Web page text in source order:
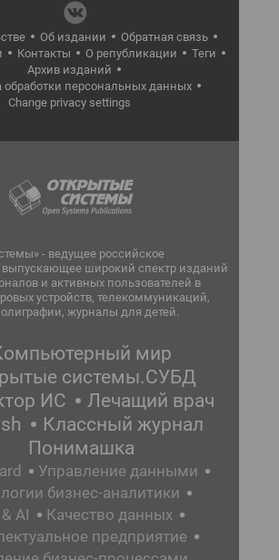
Об издании
Обратная связь
Контакты О републикации
Теги
Архив изданий
обработки персональных данных
Change privacy settings
- ведущее российское
выпускающее широкий спектр изданий
и активных пользователей в
устройств, телекоммуникаций,
журналы для детей.
мир
системы.СУБД
ИС
Лечащий врач
Классный журнал
Понимашка
Управление данными
бизнес-аналитики
AI
Качество данных
предприятие